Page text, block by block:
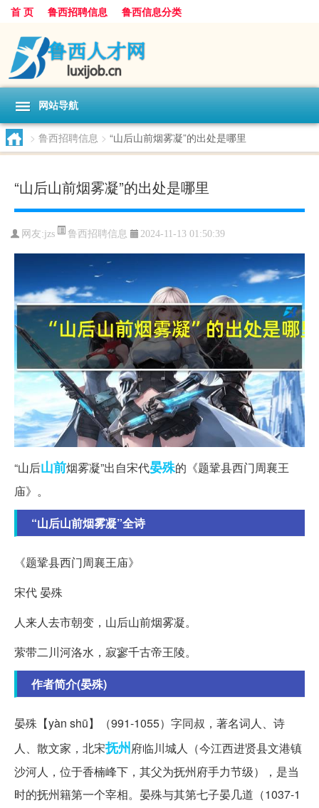
首 页 鲁西招聘信息 鲁西信息分类
网站导航
> 鲁西招聘信息 > “山后山前烟雾凝”的出处是哪里
“山后山前烟雾凝”的出处是哪里
网友:jzs 鲁西招聘信息 2024-11-13 01:50:39
“山后山前烟雾凝”出自宋代晏殊的《题鞏县西门周襄王
庙》。
“山后山前烟雾凝”全诗
《题鞏县西门周襄王庙》
宋代 晏殊
人来人去市朝变，山后山前烟雾凝。
萦带二川河洛水，寂寥千古帝王陵。
作者简介(晏殊)
晏殊【yàn shū】（991-1055）字同叔，著名词人、诗
人、散文家，北宋抚州府临川城人（今江西进贤县文港镇
沙河人，位于香楠峰下，其父为抚州府手力节级），是当
时的抚州籍第一个宰相。晏殊与其第七子晏几道（1037-1